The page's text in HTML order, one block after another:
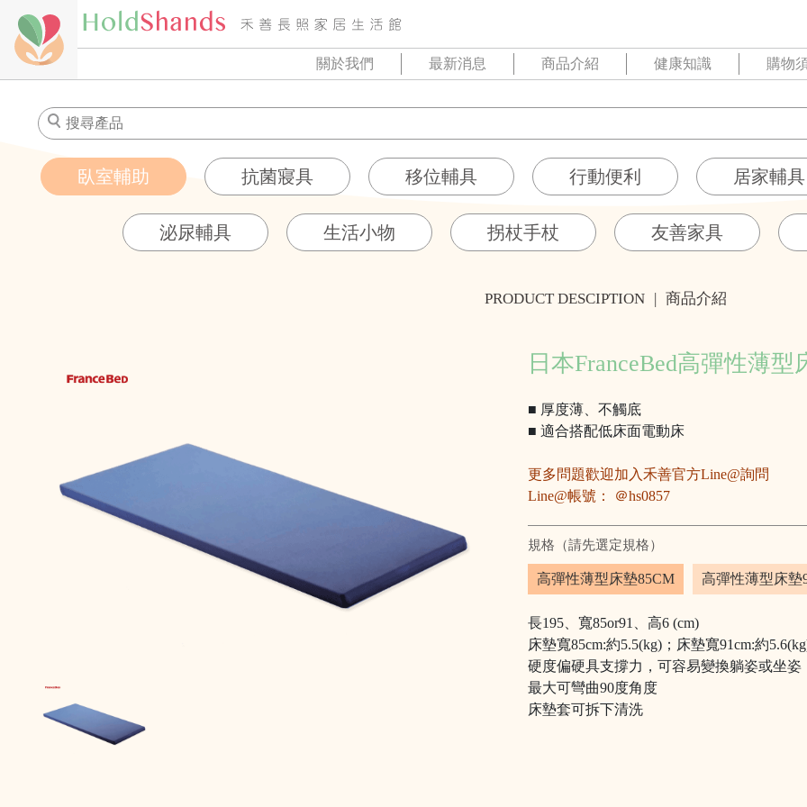
關於我們 最新消息 商品介紹 健康知識 購物
臥室輔助 抗菌寢具 移位輔具 行動便利 居家輔具
泌尿輔具 生活小物 拐杖手杖 友善家具
PRODUCT DESCIPTION | 商品介紹
日本FranceBed高彈性薄型
■ 厚度薄、不觸底
■ 適合搭配低床面電動床
更多問題歡迎加入禾善官方Line@詢問
Line@帳號： ＠hs0857
規格（請先選定規格）
高彈性薄型床墊85CM 高彈性薄型床墊
長195、寬85or91、高6 (cm)
床墊寬85cm:約5.5(kg)； 床墊寬91cm:約
硬度偏硬具支撐力，可容易變換躺姿或坐姿
最大可彎曲90度角度
床墊套可拆下清洗